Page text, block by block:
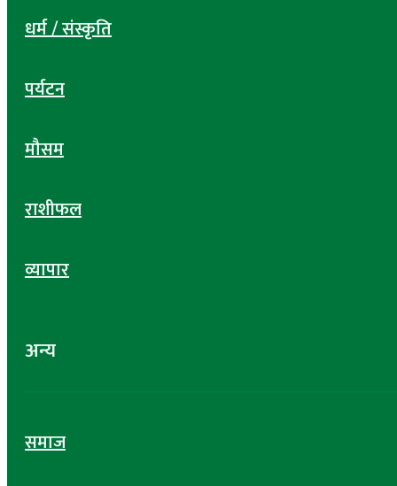
धर्म / संस्कृति
पर्यटन
मौसम
राशीफल
व्यापार
अन्य
समाज